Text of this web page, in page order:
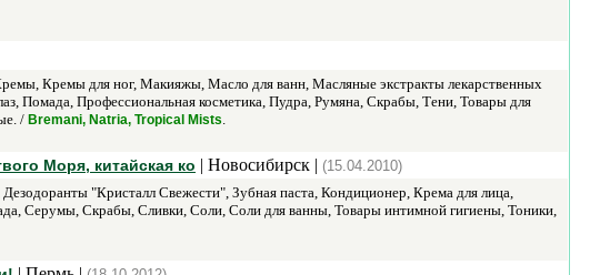
Кремы для ног, Макияжы, Масло для ванн, Масляные экстракты лекарственных
Помада, Профессиональная косметика, Пудра, Румяна, Скрабы, Тени, Товары для
/ Bremani, Natria, Tropical Mists.
Моря, китайская ко | Новосибирск | (15.04.2010)
"Кристалл Свежести", Зубная паста, Кондиционер, Крема для лица,
Серумы, Скрабы, Сливки, Соли, Соли для ванны, Товары интимной гигиены, Тоники,